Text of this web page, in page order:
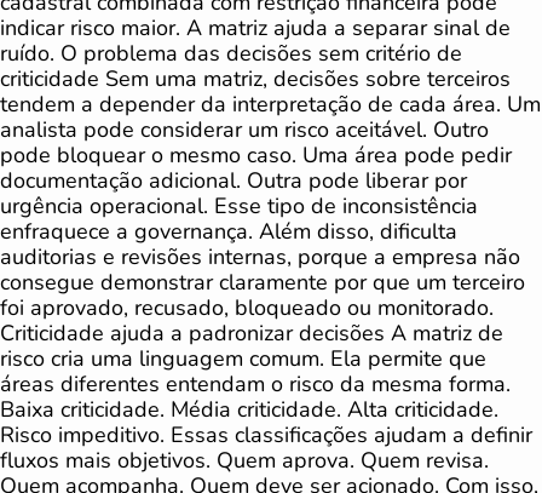
indicar risco maior. A matriz ajuda a separar sinal de
ruído. O problema das decisões sem critério de
criticidade Sem uma matriz, decisões sobre terceiros
tendem a depender da interpretação de cada área. Um
analista pode considerar um risco aceitável. Outro
pode bloquear o mesmo caso. Uma área pode pedir
documentação adicional. Outra pode liberar por
urgência operacional. Esse tipo de inconsistência
enfraquece a governança. Além disso, dificulta
auditorias e revisões internas, porque a empresa não
consegue demonstrar claramente por que um terceiro
foi aprovado, recusado, bloqueado ou monitorado.
Criticidade ajuda a padronizar decisões A matriz de
risco cria uma linguagem comum. Ela permite que
áreas diferentes entendam o risco da mesma forma.
Baixa criticidade. Média criticidade. Alta criticidade.
Risco impeditivo. Essas classificações ajudam a definir
fluxos mais objetivos. Quem aprova. Quem revisa.
Quem acompanha. Quem deve ser acionado. Com isso,